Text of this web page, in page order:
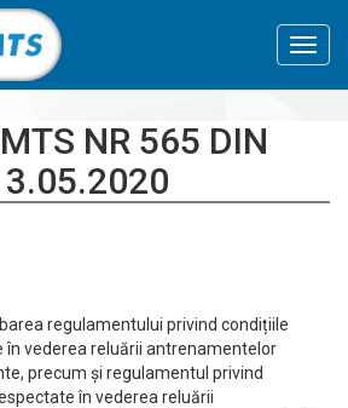
NR 565 DIN
regulamentului privind condițiile
în vederea reluării antrenamentelor
precum și regulamentul privind
în vederea reluării